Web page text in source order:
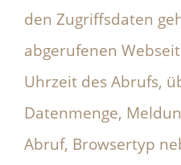
den Zugriffsdaten
abgerufenen
Uhrzeit des Abrufs,
Datenmenge,
Abruf, Browsertyp